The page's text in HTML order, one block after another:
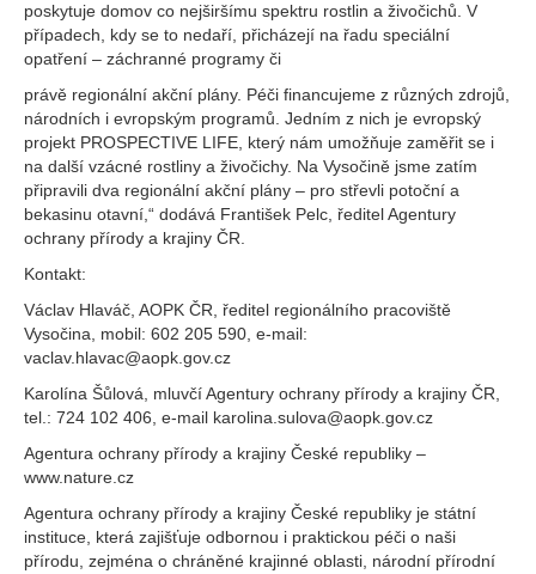
poskytuje domov co nejširšímu spektru rostlin a živočichů. V
případech, kdy se to nedaří, přicházejí na řadu speciální
opatření – záchranné programy či
právě regionální akční plány. Péči financujeme z různých zdrojů,
národních i evropským programů. Jedním z nich je evropský
projekt PROSPECTIVE LIFE, který nám umožňuje zaměřit se i
na další vzácné rostliny a živočichy. Na Vysočině jsme zatím
připravili dva regionální akční plány – pro střevli potoční a
bekasinu otavní,“ dodává František Pelc, ředitel Agentury
ochrany přírody a krajiny ČR.
Kontakt:
Václav Hlaváč, AOPK ČR, ředitel regionálního pracoviště
Vysočina, mobil: 602 205 590, e-mail:
vaclav.hlavac@aopk.gov.cz
Karolína Šůlová, mluvčí Agentury ochrany přírody a krajiny ČR,
tel.: 724 102 406, e-mail karolina.sulova@aopk.gov.cz
Agentura ochrany přírody a krajiny České republiky –
www.nature.cz
Agentura ochrany přírody a krajiny České republiky je státní
instituce, která zajišťuje odbornou i praktickou péči o naši
přírodu, zejména o chráněné krajinné oblasti, národní přírodní